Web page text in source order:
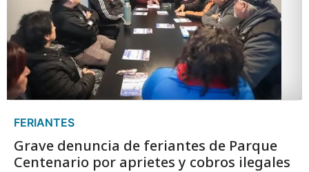
FERIANTES
Grave denuncia de feriantes de Parque
Centenario por aprietes y cobros ilegales